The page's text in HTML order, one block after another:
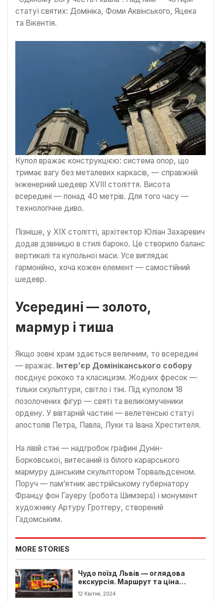
статуї святих: Домініка, Фоми Аквінського, Яцека
та Вікентія.
Купол вражає конструкцією: система опор, що
тримає вагу без металевих каркасів, — справжній
інженерний шедевр XVIII століття. Висота
всередині — понад 40 метрів. Для того часу —
технологічне диво.
Пізніше, у XIX столітті, архітектор Юліан Захаревич
додав дзвіницю в стилі бароко. Це створило баланс
вертикалі та купольної маси. Усе виглядає
гармонійно, хоча кожен елемент — самостійний
шедевр.
Усередині — золото,
мармур і тиша
Якщо зовні храм здається величним, то всередині
— вражає. Інтер’єр Домініканського собору
поєднує рококо та класицизм. Жодних фресок —
тільки скульптури, світло і тіні. Під куполом 18
позолочених фігур — святі та великомученики
ордену. У вівтарній частині — велетенські статуї
апостолів Петра, Павла, Луки та Івана Хрестителя.
На лівій стіні — надгробок графині Дунін-
Борковської, витесаний із білого карарського
мармуру данським скульптором Торвальдсеном.
Поруч — пам’ятник австрійському губернатору
Францу фон Гауеру (робота Шимзера) і монумент
художнику Артуру Гротгеру, створений
Гадомським.
MORE STORIES
Чудо поїзд Львів — оглядова
екскурсія. Маршрут та ціна
квитків
12 Квітня, 2024